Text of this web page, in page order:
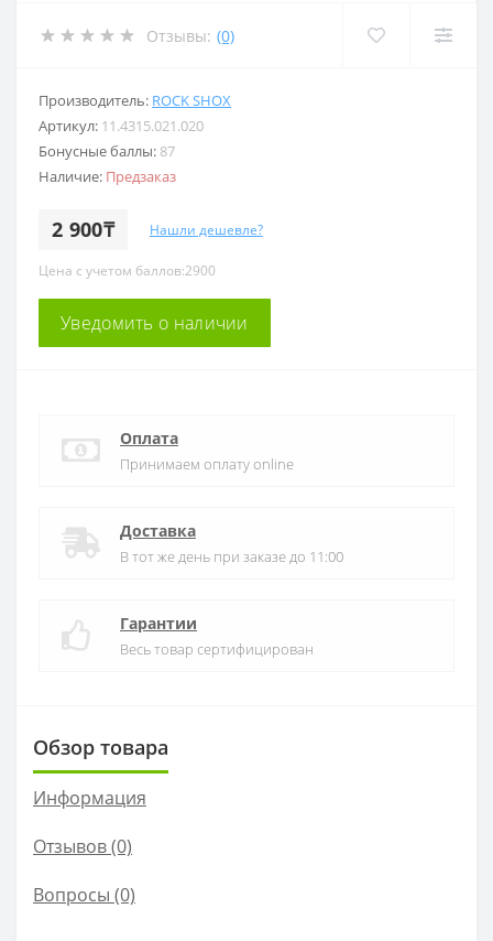
Отзывы: (0)
Производитель: ROCK SHOX
Артикул: 11.4315.021.020
Бонусные баллы: 87
Наличие: Предзаказ
2 900₸ Нашли дешевле?
Цена с учетом баллов:2900
Уведомить о наличии
Оплата
Принимаем оплату online
Доставка
В тот же день при заказе до 11:00
Гарантии
Весь товар сертифицирован
Обзор товара
Информация
Отзывов (0)
Вопросы (0)